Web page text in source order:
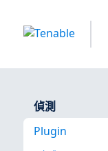
偵測
Plugin